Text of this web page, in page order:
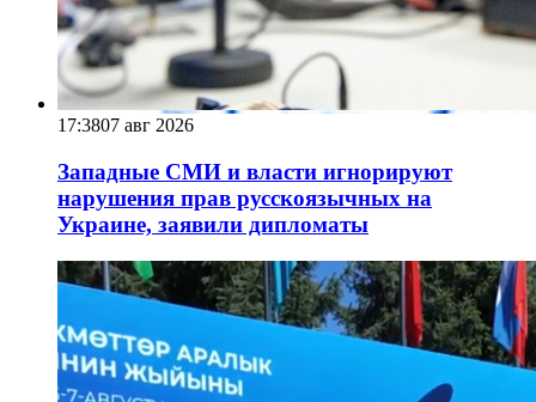
17:3807 авг 2026
Западные СМИ и власти игнорируют
нарушения прав русскоязычных на
Украине, заявили дипломаты